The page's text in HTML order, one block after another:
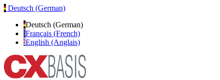
Deutsch (German)
Deutsch (German)
Français (French)
English (Anglais)